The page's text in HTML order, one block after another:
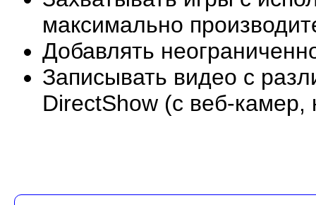
максимально
Добавлять
Записывать видео с
DirectShow (с веб-камер,